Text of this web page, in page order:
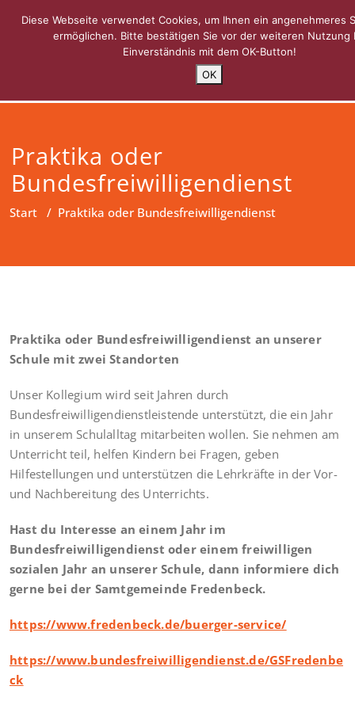
InhaltGrundschule Mulsum –
Praktika oder
Bundesfreiwilligendienst
Start / Praktika oder Bundesfreiwilligendienst
Praktika oder Bundesfreiwilligendienst an unserer
Schule mit zwei Standorten
Unser Kollegium wird seit Jahren durch
Bundesfreiwilligendienstleistende unterstützt, die ein Jahr
in unserem Schulalltag mitarbeiten wollen. Sie nehmen am
Unterricht teil, helfen Kindern bei Fragen, geben
Hilfestellungen und unterstützen die Lehrkräfte in der Vor-
und Nachbereitung des Unterrichts.
Hast du Interesse an einem Jahr im
Bundesfreiwilligendienst oder einem freiwilligen
sozialen Jahr an unserer Schule, dann informiere dich
gerne bei der Samtgemeinde Fredenbeck.
https://www.fredenbeck.de/buerger-service/
https://www.bundesfreiwilligendienst.de/GSFredenbe
ck
Diese Webseite verwendet Cookies, um Ihnen ein angenehmeres
ermöglichen. Bitte bestätigen Sie vor der weiteren Nutzung
Einverständnis mit dem OK-Button!
OK